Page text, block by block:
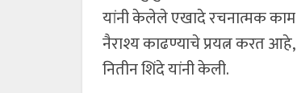
यांनी केलेले एखादे रचनात्मक
नैराश्य काढण्याचे प्रयत्न करत आहे,
नितीन शिंदे यांनी केली.